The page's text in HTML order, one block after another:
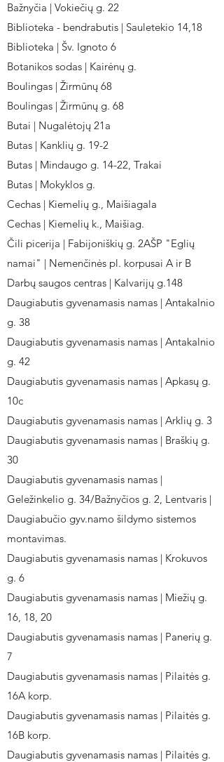
Bažnyčia | Vokiečių g. 22
Biblioteka - bendrabutis | Sauletekio 14,18
Biblioteka | Šv. Ignoto 6
Botanikos sodas | Kairėnų g.
Boulingas | Žirmūnų 68
Boulingas | Žirmūnų g. 68
Butai | Nugalėtojų 21a
Butas | Kanklių g. 19-2
Butas | Mindaugo g. 14-22, Trakai
Butas | Mokyklos g.
Cechas | Kiemelių g., Maišiagala
Cechas | Kiemelių k., Maišiag.
Čili picerija | Fabijoniškių g. 2AŠP "Eglių
namai" | Nemenčinės pl. korpusai A ir B
Darbų saugos centras | Kalvarijų g.148
Daugiabutis gyvenamasis namas | Antakalnio
g. 38
Daugiabutis gyvenamasis namas | Antakalnio
g. 42
Daugiabutis gyvenamasis namas | Apkasų g.
10c
Daugiabutis gyvenamasis namas | Arklių g. 3
Daugiabutis gyvenamasis namas | Braškių g.
30
Daugiabutis gyvenamasis namas |
Geležinkelio g. 34/Bažnyčios g. 2, Lentvaris |
Daugiabučio gyv.namo šildymo sistemos
montavimas.
Daugiabutis gyvenamasis namas | Krokuvos
g. 6
Daugiabutis gyvenamasis namas | Miežių g.
16, 18, 20
Daugiabutis gyvenamasis namas | Panerių g.
7
Daugiabutis gyvenamasis namas | Pilaitės g.
16A korp.
Daugiabutis gyvenamasis namas | Pilaitės g.
16B korp.
Daugiabutis gyvenamasis namas | Pilaitės g.